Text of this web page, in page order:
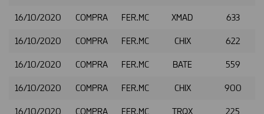
16/10/2020 COMPRA FER.MC XMAD 633
16/10/2020 COMPRA FER.MC CHIX 622
16/10/2020 COMPRA FER.MC BATE 559
16/10/2020 COMPRA FER.MC CHIX 900
16/10/2020 COMPRA FER.MC TRQX 225